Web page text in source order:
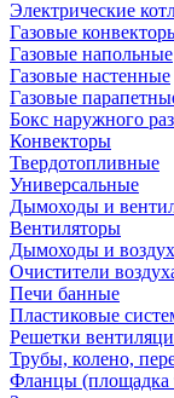
Электрические
Газовые
Газовые напольные
Газовые настенные
Газовые
Бокс наружного
Конвекторы
Твердотопливные
Универсальные
Дымоходы и
Вентиляторы
Дымоходы и
Очистители
Печи банные
Пластиковые
Решетки
Трубы, колено,
Фланцы (площадка